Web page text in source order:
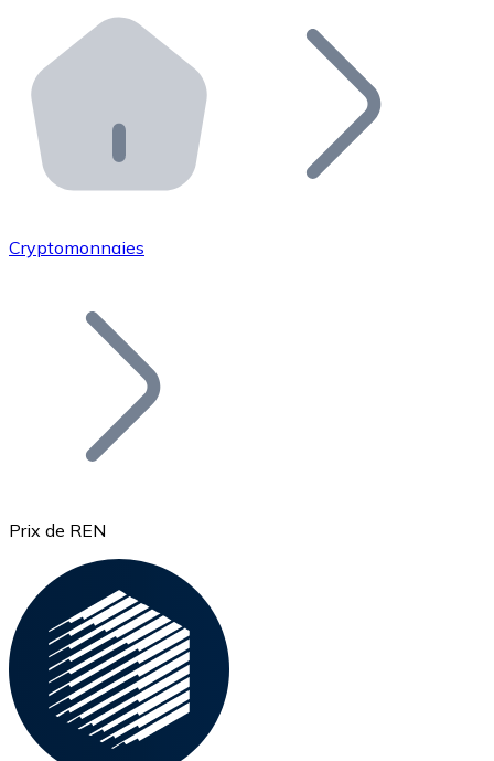
Distributeurs automatiques Bitnovo
Intégrez un ATM Bitnovo dans votre entreprise et
API Bitnovo
Intégrez notre API dans votre écosystème.
Rejoignez notre réseau de distributeurs et
Ajoutez le token de votre projet à notre service
Bitcoin
BTC
Cryptomonnaies
Prix de REN